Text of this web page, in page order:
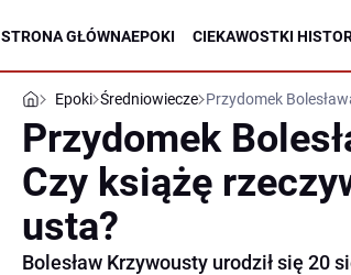
STRONA GŁÓWNAEPOKI CIEKAWOSTKI
Epoki Średniowiecze Przydomek
Przydomek
Czy książę
usta?
Bolesław Krzywousty urodził się 20